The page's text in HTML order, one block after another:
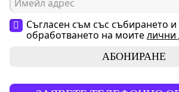
Съгласен съм със събирането и
обработването на моителични
АБОНИРАНЕ